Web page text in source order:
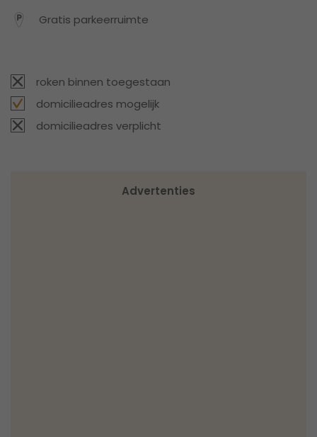
Gratis parkeerruimte
roken binnen toegestaan
domicilieadres mogelijk
domicilieadres verplicht
Advertenties